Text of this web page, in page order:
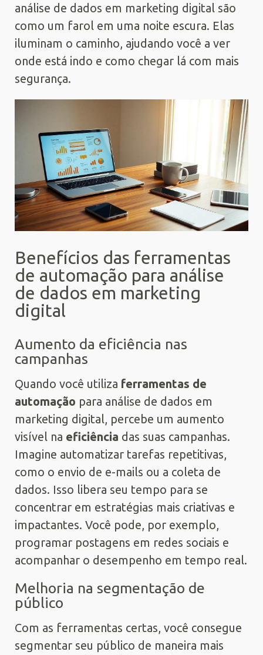
análise de dados em marketing digital são
como um farol em uma noite escura. Elas
iluminam o caminho, ajudando você a ver
onde está indo e como chegar lá com mais
segurança.
Benefícios das ferramentas
de automação para análise
de dados em marketing
digital
Aumento da eficiência nas
campanhas
Quando você utiliza ferramentas de
automação para análise de dados em
marketing digital, percebe um aumento
visível na eficiência das suas campanhas.
Imagine automatizar tarefas repetitivas,
como o envio de e-mails ou a coleta de
dados. Isso libera seu tempo para se
concentrar em estratégias mais criativas e
impactantes. Você pode, por exemplo,
programar postagens em redes sociais e
acompanhar o desempenho em tempo real.
Melhoria na segmentação de
público
Com as ferramentas certas, você consegue
segmentar seu público de maneira mais